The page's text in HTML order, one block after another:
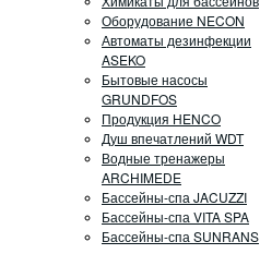
Оборудование NECON
Автоматы дезинфекции
ASEKO
Бытовые насосы
GRUNDFOS
Продукция HENCO
Душ впечатлений WDT
Водные тренажеры
ARCHIMEDE
Бассейны-спа JACUZZI
Бассейны-спа VITA SPA
Бассейны-спа SUNRANS